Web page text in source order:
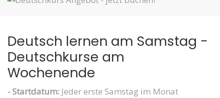
Deutsch lernen am Samstag -
Deutschkurse am
Wochenende
- Startdatum: Jeder erste Samstag im Monat